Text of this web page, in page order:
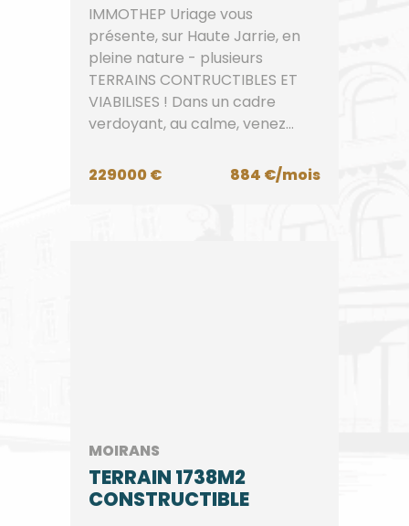
IMMOTHEP Uriage vous
présente, sur Haute Jarrie, en
pleine nature - plusieurs
TERRAINS CONTRUCTIBLES ET
VIABILISES ! Dans un cadre
verdoyant, au calme, venez
229000 €
884 €/mois
MOIRANS
TERRAIN 1738M2
CONSTRUCTIBLE